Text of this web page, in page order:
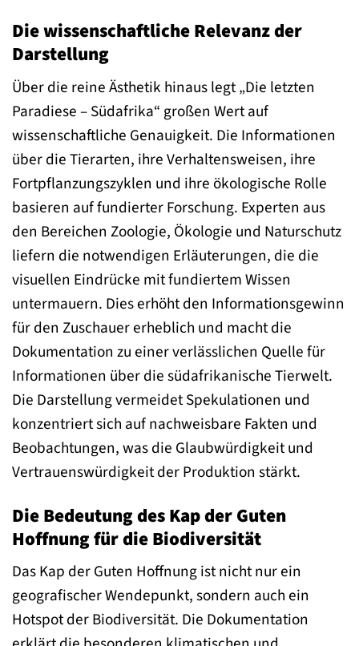
Die wissenschaftliche Relevanz der
Darstellung
Über die reine Ästhetik hinaus legt „Die letzten
Paradiese – Südafrika“ großen Wert auf
wissenschaftliche Genauigkeit. Die Informationen
über die Tierarten, ihre Verhaltensweisen, ihre
Fortpflanzungszyklen und ihre ökologische Rolle
basieren auf fundierter Forschung. Experten aus
den Bereichen Zoologie, Ökologie und Naturschutz
liefern die notwendigen Erläuterungen, die die
visuellen Eindrücke mit fundiertem Wissen
untermauern. Dies erhöht den Informationsgewinn
für den Zuschauer erheblich und macht die
Dokumentation zu einer verlässlichen Quelle für
Informationen über die südafrikanische Tierwelt.
Die Darstellung vermeidet Spekulationen und
konzentriert sich auf nachweisbare Fakten und
Beobachtungen, was die Glaubwürdigkeit und
Vertrauenswürdigkeit der Produktion stärkt.
Die Bedeutung des Kap der Guten
Hoffnung für die Biodiversität
Das Kap der Guten Hoffnung ist nicht nur ein
geografischer Wendepunkt, sondern auch ein
Hotspot der Biodiversität. Die Dokumentation